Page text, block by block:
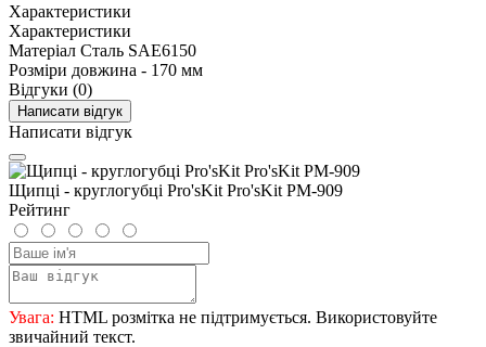
Характеристики
Характеристики
Матеріал Сталь SAE6150
Розміри довжина - 170 мм
Відгуки (0)
Написати відгук
Написати відгук
Щипці - круглогубці Pro'sKit Pro'sKit PM-909
Рейтинг
Увага: HTML розмітка не підтримується. Використовуйте
звичайний текст.